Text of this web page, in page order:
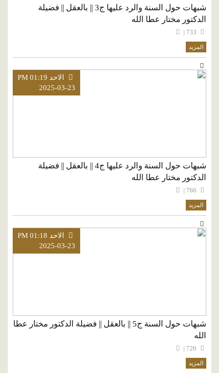
شبهات حول السنة والرد عليها ج3 || بالعقل || فضيلة
الدكتور مختار عطا الله
المزيد
الاحد PM 01:19
2025-03-23
شبهات حول السنة والرد عليها ج4 || بالعقل || فضيلة
الدكتور مختار عطا الله
المزيد
الاحد PM 01:18
2025-03-23
شبهات حول السنة ج5 || بالعقل || فضيلة الدكتور مختار عطا
الله
المزيد